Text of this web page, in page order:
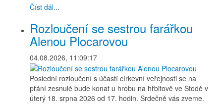
Číst dál...
Rozloučení se sestrou farářkou
Alenou Plocarovou
04.08.2026, 11:09:17
Poslední rozloučení s účastí církevní veřejnosti se na
přání zesnulé bude konat u hrobu na hřbitově ve Stodě v
úterý 18. srpna 2026 od 17. hodin. Srdečně vás zveme.